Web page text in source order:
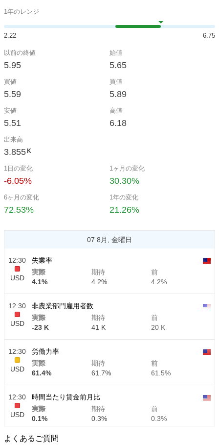
1年のレンジ
2.22 6.75
以前の終値
5.95
始値
5.65
買値
5.59
買値
5.89
安値
5.51
高値
6.18
出来高
3.855 K
1日の変化
-6.05%
1ヶ月の変化
30.30%
6ヶ月の変化
72.53%
1年の変化
21.26%
07 8月, 金曜日
12:30
USD
失業率
実際
4.1%
期待
4.2%
前
4.2%
12:30
USD
非農業部門雇用者数
実際
-23 K
期待
41 K
前
20 K
12:30
USD
労働力率
実際
61.4%
期待
61.7%
前
61.5%
12:30
USD
時間当たり賃金前月比
実際
0.1%
期待
0.3%
前
0.3%
12:30 時間当たり賃金前年比
よくあるご質問